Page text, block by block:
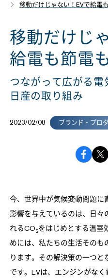
移動だけじゃない！EVで給電
移動だけじ
給電も節電
つながって広がる電
日産の取り組み
2023/02/08 ブランド・プロ
今、世界中が気候変動問題に
影響を与えているのは、日々
れるCO2をはじめとする温室
めには、私たちの生活そのも
ります。その解決策の一つと
です。EVは、エンジンがな